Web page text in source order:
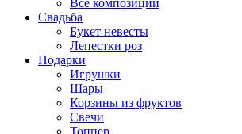
Все композиции
Свадьба
Букет невесты
Лепестки роз
Подарки
Игрушки
Шары
Корзины из фруктов
Свечи
Топпер